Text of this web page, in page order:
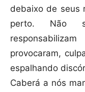
debaixo de seus
perto. Não
provocaram,
espalhando
Caberá a nós